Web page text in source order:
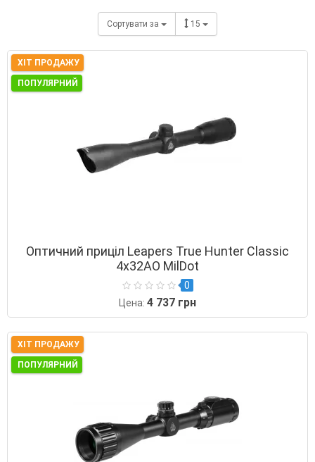
Сортувати за 15
ХІТ ПРОДАЖУ
ПОПУЛЯРНИЙ
Оптичний приціл Leapers True Hunter Classic
4х32AO MilDot
0
Цена: 4 737 грн
ХІТ ПРОДАЖУ
ПОПУЛЯРНИЙ